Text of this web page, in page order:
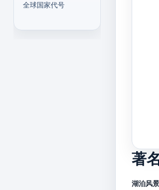
全球国家代号
著
湖泊风